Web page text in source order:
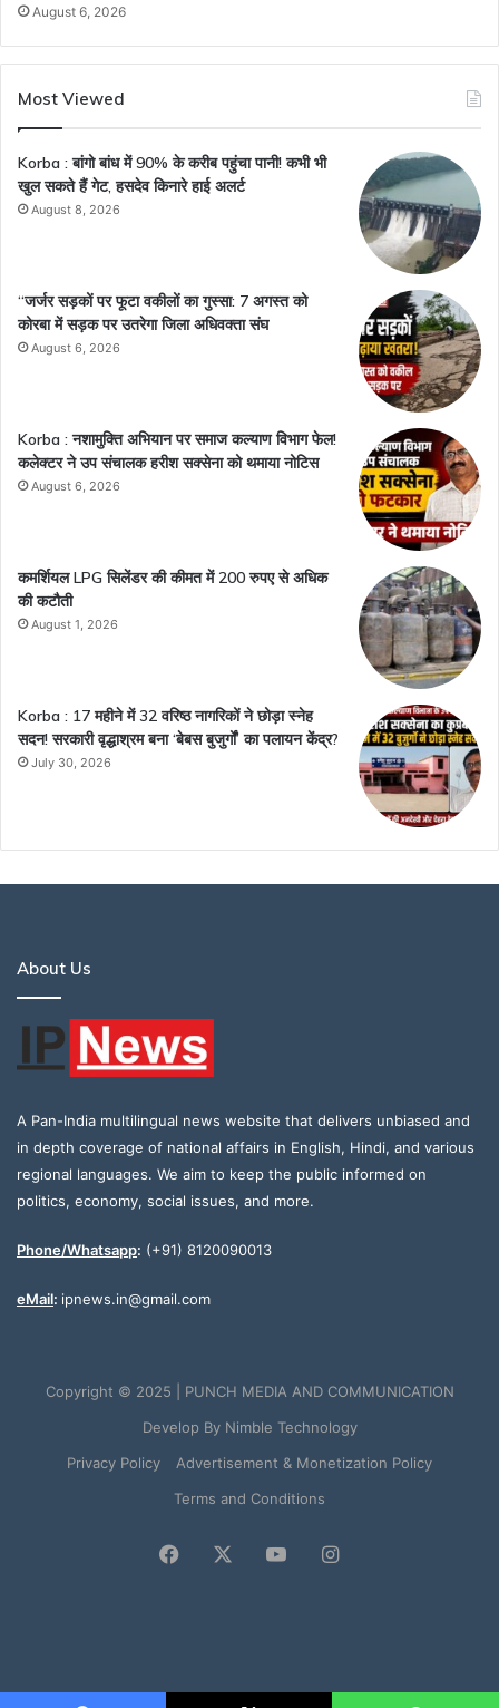
August 6, 2026
Most Viewed
Korba : बांगो बांध में 90% के करीब पहुंचा पानी! कभी भी
खुल सकते हैं गेट, हसदेव किनारे हाई अलर्ट
August 8, 2026
“जर्जर सड़कों पर फूटा वकीलों का गुस्सा: 7 अगस्त को
कोरबा में सड़क पर उतरेगा जिला अधिवक्ता संघ
August 6, 2026
Korba : नशामुक्ति अभियान पर समाज कल्याण विभाग फेल!
कलेक्टर ने उप संचालक हरीश सक्सेना को थमाया नोटिस
August 6, 2026
कमर्शियल LPG सिलेंडर की कीमत में 200 रुपए से अधिक
की कटौती
August 1, 2026
Korba : 17 महीने में 32 वरिष्ठ नागरिकों ने छोड़ा स्नेह
सदन! सरकारी वृद्धाश्रम बना ‘बेबस बुजुर्गों’ का पलायन केंद्र?
July 30, 2026
About Us
A Pan-India multilingual news website that delivers unbiased and
in depth coverage of national affairs in English, Hindi, and various
regional languages. We aim to keep the public informed on
politics, economy, social issues, and more.
Phone/Whatsapp: (+91) 8120090013
eMail: ipnews.in@gmail.com
Copyright © 2025 | PUNCH MEDIA AND COMMUNICATION
Develop By Nimble Technology
Privacy Policy
Advertisement & Monetization Policy
Terms and Conditions
Facebook YouTubeInstagram